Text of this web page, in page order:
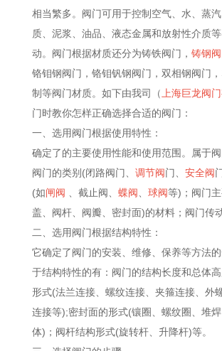
相当繁多。阀门可用于控制空气、水、蒸
质、泥浆、油品、液态金属和放射性介质
动。阀门根据材质还分为铸铁阀门， 铸钢
铬钼钢阀门，铬钼钒钢阀门，双相钢阀门
制等阀门材质。如下由我司（ 上海巨龙阀
门时教你怎样正确选择合适的阀门：
一、选用阀门根据使用特性：
确定了的主要使用性能和使用范围。属于阀
阀门的类别(闭路阀门、 调节阀门、 安全阀
(如闸阀 、截止阀、 蝶阀 球阀等)；阀门
盖、阀杆、阀瓣、密封面)的材料；阀门传
二、选用阀门根据结构特性：
它确定了阀门的安装、维修、保养等方法
于结构特性的有：阀门的结构长度和总体
形式(法兰连接、螺纹连接、夹箍连接、外
连接等);密封面的形式(镶圈、螺纹圈、堆
体)；阀杆结构形式(旋转杆、升降杆)等。